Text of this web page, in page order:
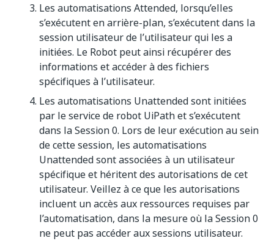
Les automatisations Attended, lorsqu’elles
s’exécutent en arrière-plan, s’exécutent dans la
session utilisateur de l’utilisateur qui les a
initiées. Le Robot peut ainsi récupérer des
informations et accéder à des fichiers
spécifiques à l’utilisateur.
Les automatisations Unattended sont initiées
par le service de robot UiPath et s’exécutent
dans la Session 0. Lors de leur exécution au sein
de cette session, les automatisations
Unattended sont associées à un utilisateur
spécifique et héritent des autorisations de cet
utilisateur. Veillez à ce que les autorisations
incluent un accès aux ressources requises par
l’automatisation, dans la mesure où la Session 0
ne peut pas accéder aux sessions utilisateur.